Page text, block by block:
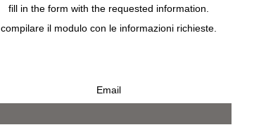
fill in the form with the requested information.
compilare il modulo con le informazioni richieste.
Email